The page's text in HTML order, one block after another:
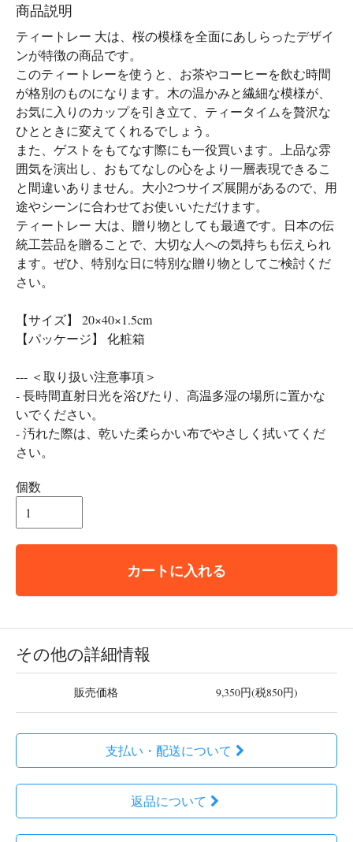
商品説明
ティートレー 大は、桜の模様を全面にあしらったデザイ
ンが特徴の商品です。
このティートレーを使うと、お茶やコーヒーを飲む時間
が格別のものになります。木の温かみと繊細な模様が、
お気に入りのカップを引き立て、ティータイムを贅沢な
ひとときに変えてくれるでしょう。
また、ゲストをもてなす際にも一役買います。上品な雰
囲気を演出し、おもてなしの心をより一層表現できるこ
と間違いありません。大小2つサイズ展開があるので、用
途やシーンに合わせてお使いいただけます。
ティートレー 大は、贈り物としても最適です。日本の伝
統工芸品を贈ることで、大切な人への気持ちも伝えられ
ます。ぜひ、特別な日に特別な贈り物としてご検討くだ
さい。
【サイズ】 20×40×1.5cm
【パッケージ】 化粧箱
--- ＜取り扱い注意事項＞
- 長時間直射日光を浴びたり、高温多湿の場所に置かな
いでください。
- 汚れた際は、乾いた柔らかい布でやさしく拭いてくだ
さい。
個数
カートに入れる
その他の詳細情報
販売価格 9,350円(税850円)
支払い・配送について
返品について